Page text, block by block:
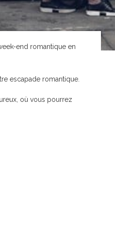
end romantique en
escapade romantique.
où vous pourrez